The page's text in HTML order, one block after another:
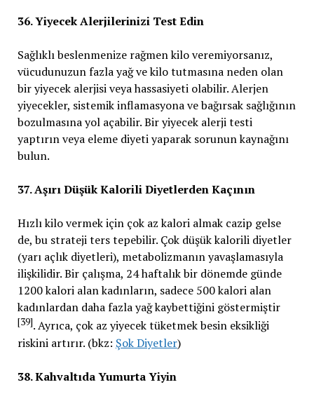
36. Yiyecek Alerjilerinizi Test Edin
Sağlıklı beslenmenize rağmen kilo veremiyorsanız,
vücudunuzun fazla yağ ve kilo tutmasına neden olan
bir yiyecek alerjisi veya hassasiyeti olabilir. Alerjen
yiyecekler, sistemik inflamasyona ve bağırsak sağlığının
bozulmasına yol açabilir. Bir yiyecek alerji testi
yaptırın veya eleme diyeti yaparak sorunun kaynağını
bulun.
37. Aşırı Düşük Kalorili Diyetlerden Kaçının
Hızlı kilo vermek için çok az kalori almak cazip gelse
de, bu strateji ters tepebilir. Çok düşük kalorili diyetler
(yarı açlık diyetleri), metabolizmanın yavaşlamasıyla
ilişkilidir. Bir çalışma, 24 haftalık bir dönemde günde
1200 kalori alan kadınların, sadece 500 kalori alan
kadınlardan daha fazla yağ kaybettiğini göstermiştir
[39]. Ayrıca, çok az yiyecek tüketmek besin eksikliği
riskini artırır. (bkz: Şok Diyetler)
38. Kahvaltıda Yumurta Yiyin